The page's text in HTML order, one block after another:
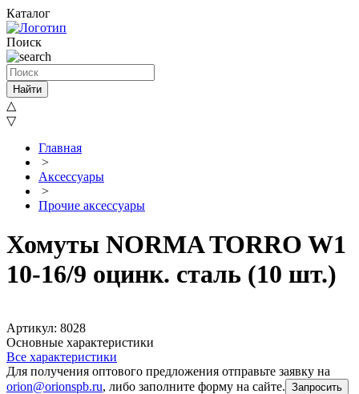
Каталог
Поиск
Найти
△
▽
Главная
>
Аксессуары
>
Прочие аксессуары
Хомуты NORMA TORRO W1
10-16/9 оцинк. сталь (10 шт.)
Артикул: 8028
Основные характеристики
Все характеристики
Для получения оптового предложения отправьте заявку на
orion@orionspb.ru, либо заполните форму на сайте. Запросить